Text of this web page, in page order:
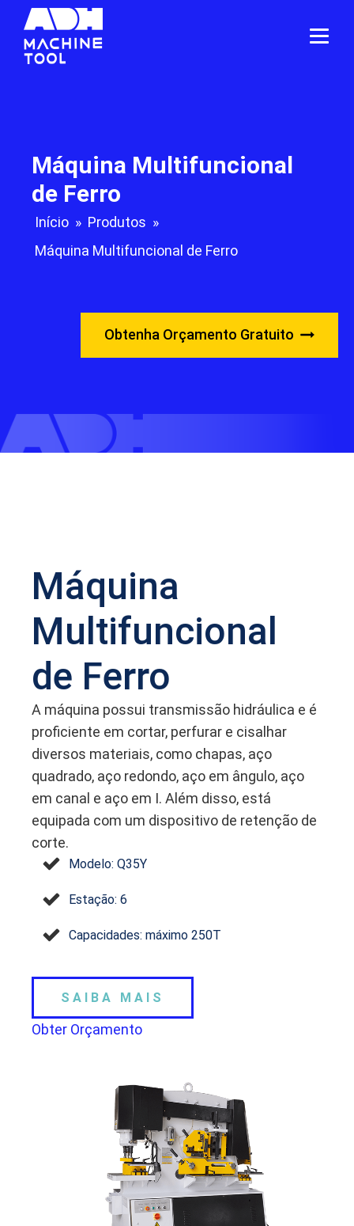
Máquina Multifuncional
de Ferro
Início » Produtos »
Máquina Multifuncional de Ferro
Obtenha Orçamento Gratuito
Máquina
Multifuncional
de Ferro
A máquina possui transmissão hidráulica e é
proficiente em cortar, perfurar e cisalhar
diversos materiais, como chapas, aço
quadrado, aço redondo, aço em ângulo, aço
em canal e aço em I. Além disso, está
equipada com um dispositivo de retenção de
corte.
Modelo: Q35Y
Estação: 6
Capacidades: máximo 250T
SAIBA MAIS
Obter Orçamento